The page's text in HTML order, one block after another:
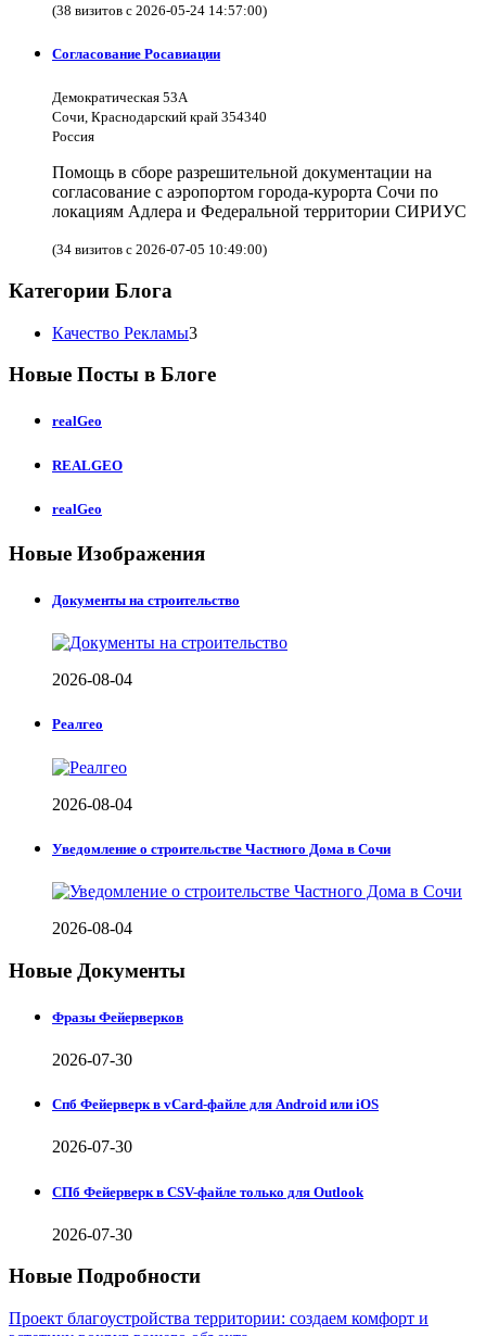
(38 визитов с 2026-05-24 14:57:00)
Согласование Росавиации
Демократическая 53А
Сочи, Краснодарский край 354340
Россия
Помощь в сборе разрешительной документации на
согласование с аэропортом города-курорта Сочи по
локациям Адлера и Федеральной территории СИРИУС
(34 визитов с 2026-07-05 10:49:00)
Категории Блога
Качество Рекламы3
Новые Посты в Блоге
realGeo
REALGEO
realGeo
Новые Изображения
Документы на строительство
2026-08-04
Реалгео
2026-08-04
Уведомление о строительстве Частного Дома в Сочи
2026-08-04
Новые Документы
Фразы Фейерверков
2026-07-30
Спб Фейерверк в vCard-файле для Android или iOS
2026-07-30
СПб Фейерверк в CSV-файле только для Outlook
2026-07-30
Новые Подробности
Проект благоустройства территории: создаем комфорт и